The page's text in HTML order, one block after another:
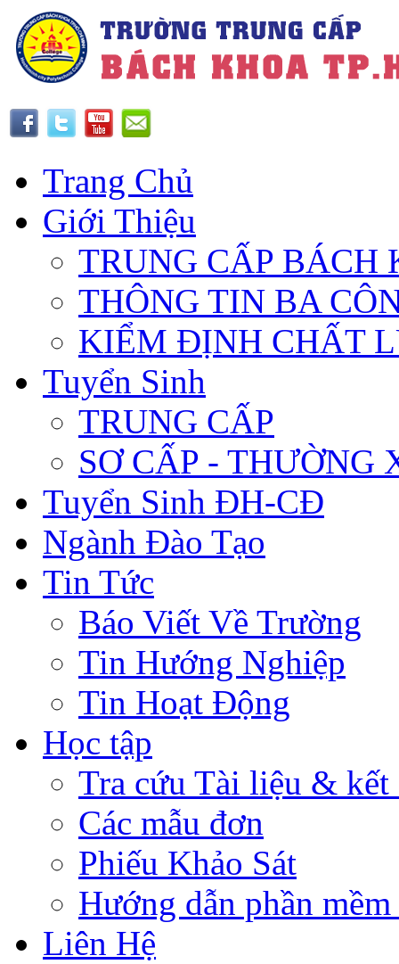
Trang Chủ
Giới Thiệu
TRUNG CẤP BÁCH
THÔNG TIN BA
KIỂM ĐỊNH CHẤT
Tuyển Sinh
TRUNG CẤP
SƠ CẤP - THƯỜNG
Tuyển Sinh ĐH-CĐ
Ngành Đào Tạo
Tin Tức
Báo Viết Về Trường
Tin Hướng Nghiệp
Tin Hoạt Động
Học tập
Tra cứu Tài liệu & kết
Các mẫu đơn
Phiếu Khảo Sát
Hướng dẫn phần
Liên Hệ